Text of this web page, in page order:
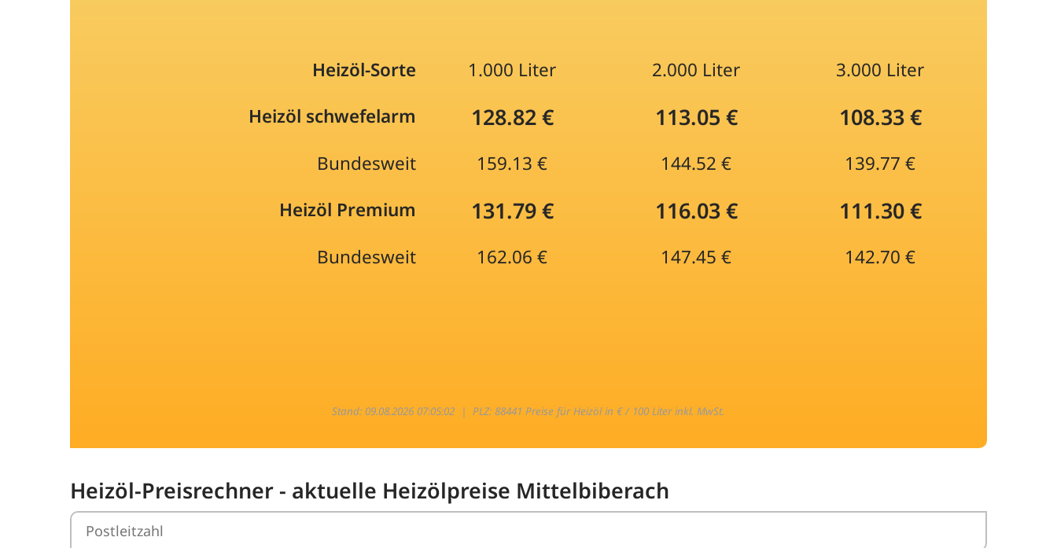
Heizöl-Sorte 1.000 Liter 2.000 Liter
3.000 Liter
Heizöl schwefelarm
128.82 € 113.05 € 108.33 €
Bundesweit 159.13 € 144.52 €
139.77 €
Heizöl Premium
131.79 € 116.03 € 111.30 €
Bundesweit 162.06 € 147.45 € 142.70 €
Stand: 09.08.2026 07:05:02 |PLZ: 88441 Preise für Heizöl in € / 100 Liter inkl. MwSt.
Heizöl-Preisrechner - aktuelle Heizölpreise Mittelbiberach